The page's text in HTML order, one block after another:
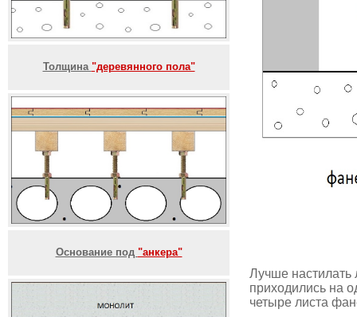
Толщина "деревянного пола"
Основание под "анкера"
Лучше
приходились на
четыре листа